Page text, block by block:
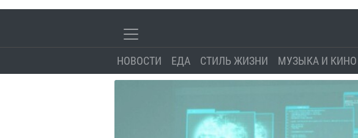
НОВОСТИ ЕДА СТИЛЬ ЖИЗНИ МУЗЫКА И КИНО